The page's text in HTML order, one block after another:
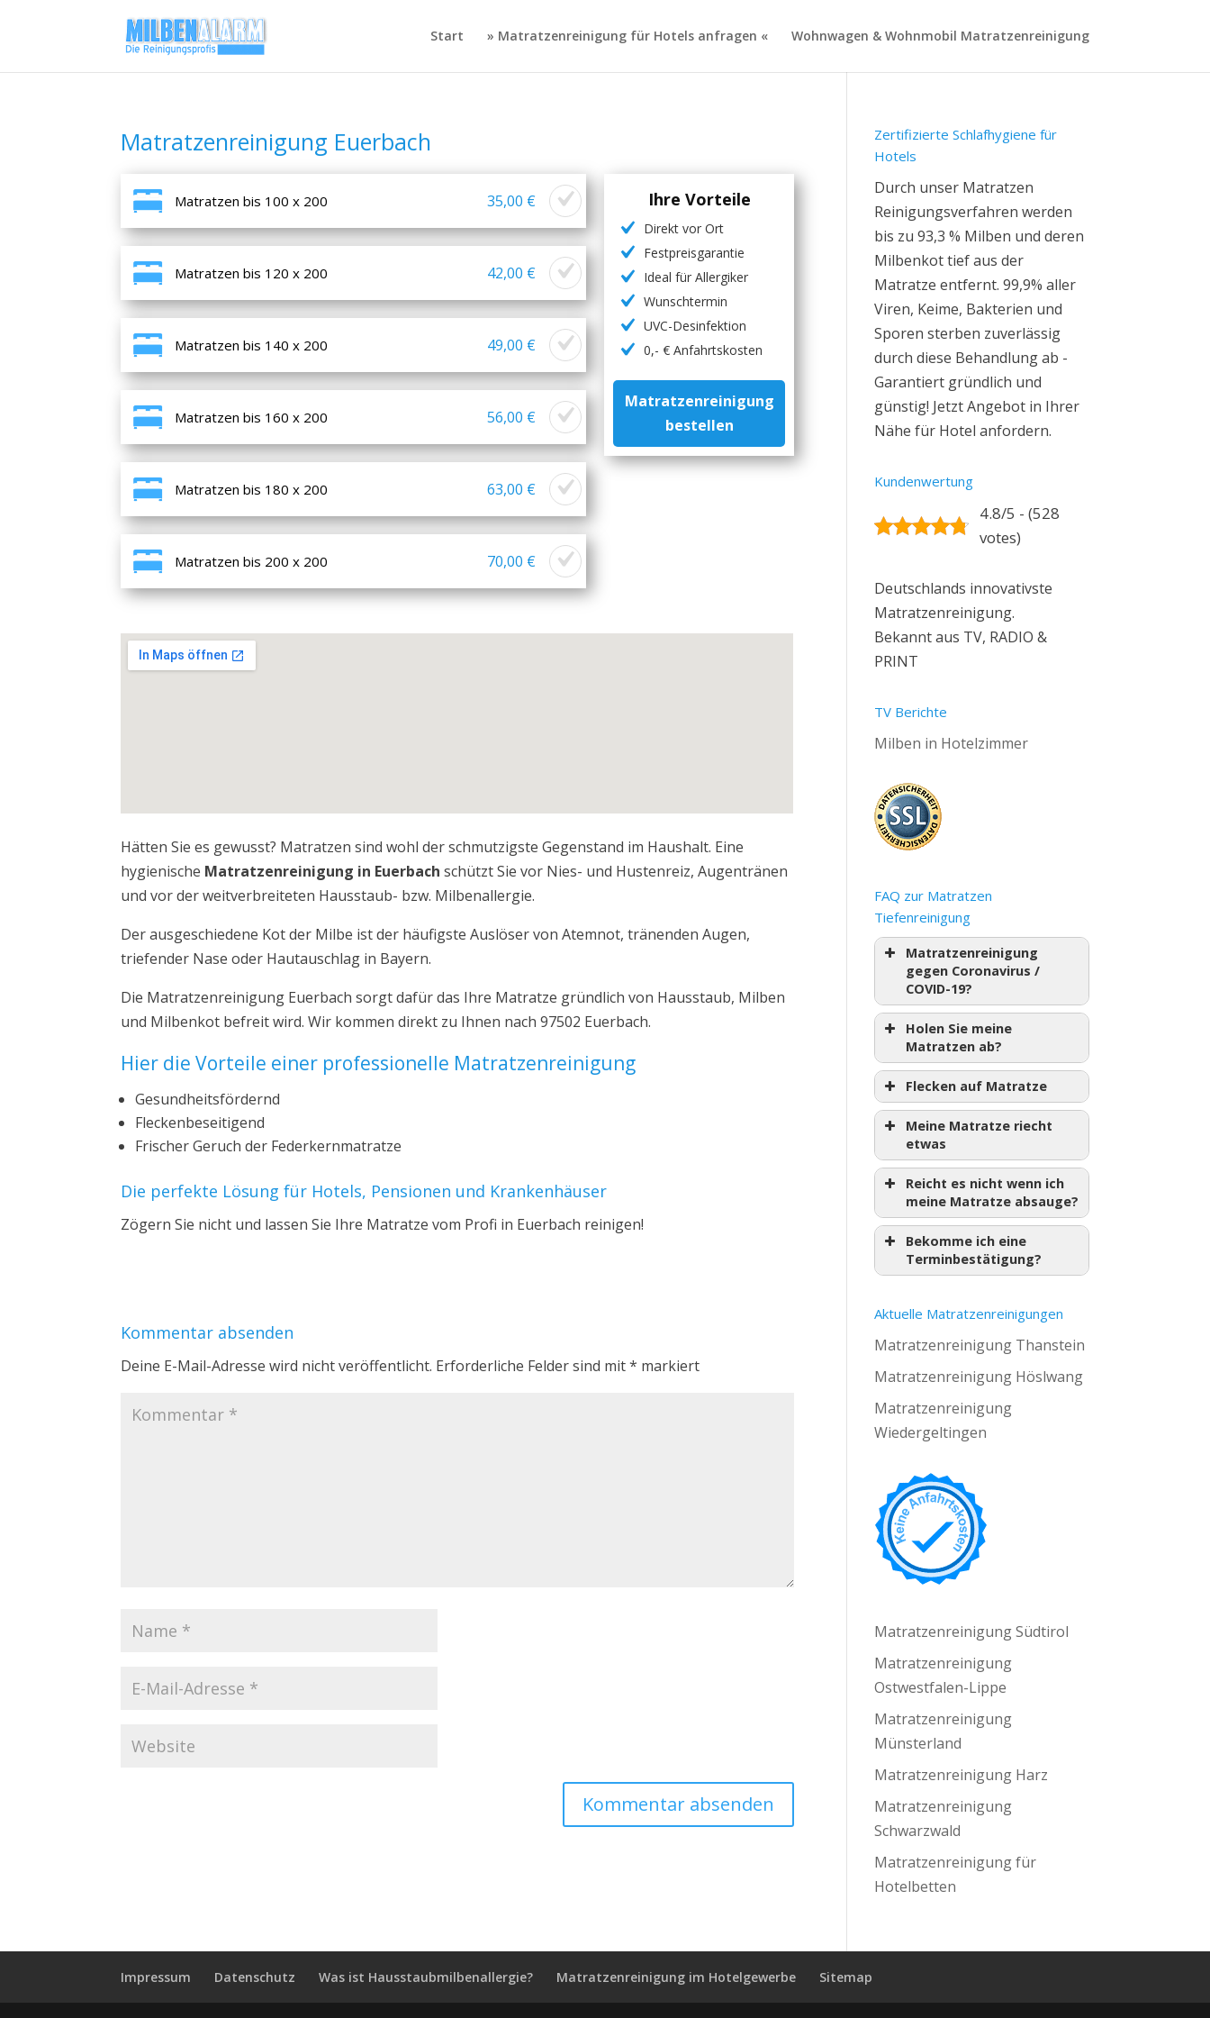
Start » Matratzenreinigung für Hotels anfragen « Wohnwagen & Wohnmobil Matratzenreinigung
Matratzenreinigung Euerbach
Matratzen bis 100 x 200 35,00 €
Matratzen bis 120 x 200 42,00 €
Matratzen bis 140 x 200 49,00 €
Matratzen bis 160 x 200 56,00 €
Matratzen bis 180 x 200 63,00 €
Matratzen bis 200 x 200 70,00 €
Ihre Vorteile
Direkt vor Ort
Festpreisgarantie
Ideal für Allergiker
Wunschtermin
UVC-Desinfektion
0,- € Anfahrtskosten
Matratzenreinigung
bestellen
Hätten Sie es gewusst? Matratzen sind wohl der schmutzigste Gegenstand im Haushalt. Eine
hygienische Matratzenreinigung in Euerbach schützt Sie vor Nies- und Hustenreiz, Augentränen
und vor der weitverbreiteten Hausstaub- bzw. Milbenallergie.
Der ausgeschiedene Kot der Milbe ist der häufigste Auslöser von Atemnot, tränenden Augen,
triefender Nase oder Hautauschlag in Bayern.
Die Matratzenreinigung Euerbach sorgt dafür das Ihre Matratze gründlich von Hausstaub, Milben
und Milbenkot befreit wird. Wir kommen direkt zu Ihnen nach 97502 Euerbach.
Hier die Vorteile einer professionelle Matratzenreinigung
Gesundheitsfördernd
Fleckenbeseitigend
Frischer Geruch der Federkernmatratze
Die perfekte Lösung für Hotels, Pensionen und Krankenhäuser
Zögern Sie nicht und lassen Sie Ihre Matratze vom Profi in Euerbach reinigen!
Kommentar absenden
Deine E-Mail-Adresse wird nicht veröffentlicht. Erforderliche Felder sind mit* markiert
Zertifizierte Schlafhygiene für
Hotels
Durch unser Matratzen
Reinigungsverfahren werden
bis zu 93,3 % Milben und deren
Milbenkot tief aus der
Matratze entfernt. 99,9% aller
Viren, Keime, Bakterien und
Sporen sterben zuverlässig
durch diese Behandlung ab -
Garantiert gründlich und
günstig! Jetzt Angebot in Ihrer
Nähe für Hotel anfordern.
Kundenwertung
4.8/5 - (528
votes)
Deutschlands innovativste
Matratzenreinigung.
Bekannt aus TV, RADIO &
PRINT
TV Berichte
Milben in Hotelzimmer
FAQ zur Matratzen
Tiefenreinigung
Matratzenreinigung
gegen Coronavirus /
COVID-19?
Holen Sie meine
Matratzen ab?
Flecken auf Matratze
Meine Matratze riecht
etwas
Reicht es nicht wenn ich
meine Matratze absauge?
Bekomme ich eine
Terminbestätigung?
Aktuelle Matratzenreinigungen
Matratzenreinigung Thanstein
Matratzenreinigung Höslwang
Matratzenreinigung
Wiedergeltingen
Matratzenreinigung Südtirol
Matratzenreinigung
Ostwestfalen-Lippe
Matratzenreinigung
Münsterland
Matratzenreinigung Harz
Matratzenreinigung
Schwarzwald
Matratzenreinigung für
Hotelbetten
Impressum Datenschutz Was ist Hausstaubmilbenallergie? Matratzenreinigung im Hotelgewerbe Sitemap